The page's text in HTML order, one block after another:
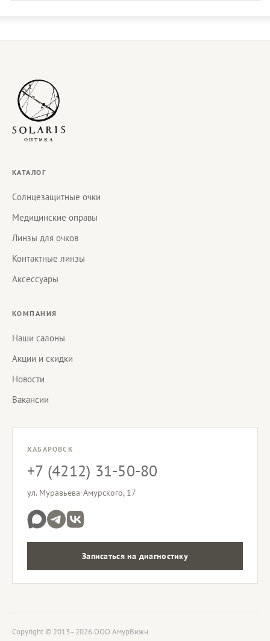
КАТАЛОГ
Солнцезащитные очки
Медицинские оправы
Линзы для очков
Контактные линзы
Аксессуары
КОМПАНИЯ
Наши салоны
Акции и скидки
Новости
Вакансии
ХАБАРОВСК
+7 (4212) 31-50-80
ул. Муравьева-Амурского, 17
Записаться на диагностику
Copyright © 2013–2026 ООО АмурВижн